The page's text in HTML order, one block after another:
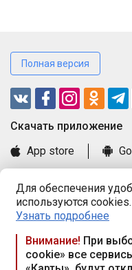
Для обеспечения
используются cookies.
Узнать подробнее
Внимание! При
cookie» все
Полная версия
Cкачать приложение
App store
Книга замечаний и
Правила и документы
Praca.by © 2000—2026,
Республика Беларусь,
117а, пом. № 9.